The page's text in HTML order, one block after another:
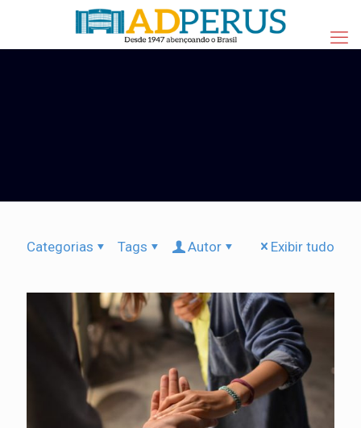
Categorias Tags Autor Exibir tudo